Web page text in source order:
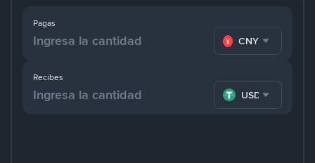
Pagas
CNY
Recibes
USDT